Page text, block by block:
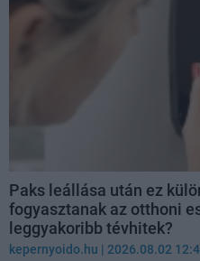
Paks leállása után ez
fogyasztanak az otthoni
leggyakoribb tévhitek?
kepernyoido.hu | 2026.08.02